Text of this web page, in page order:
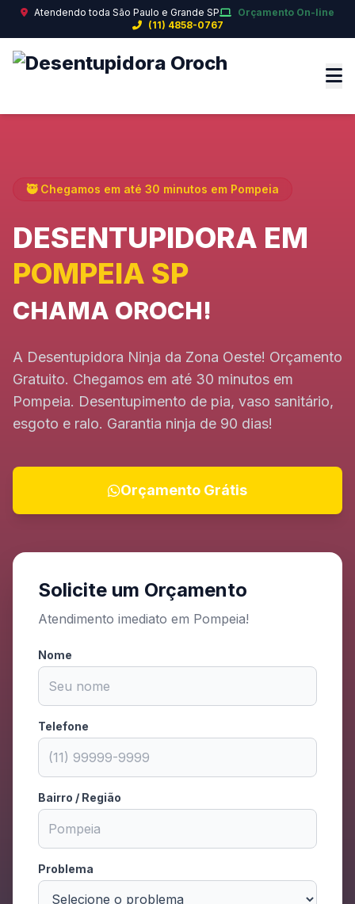
Atendendo toda São Paulo e Grande SP
Orçamento On-line
(11) 4858-0767
🥷 Chegamos em até 30 minutos em Pompeia
DESENTUPIDORA EM
POMPEIA SP
CHAMA OROCH!
A Desentupidora Ninja da Zona Oeste! Orçamento
Gratuito. Chegamos em até 30 minutos em
Pompeia. Desentupimento de pia, vaso sanitário,
esgoto e ralo. Garantia ninja de 90 dias!
Orçamento Grátis
Solicite um Orçamento
Atendimento imediato em Pompeia!
Nome
Telefone
Bairro / Região
Problema